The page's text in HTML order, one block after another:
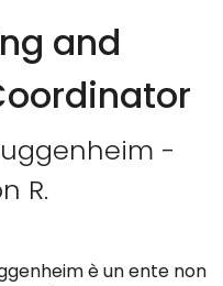
and
-
R.
è un ente non